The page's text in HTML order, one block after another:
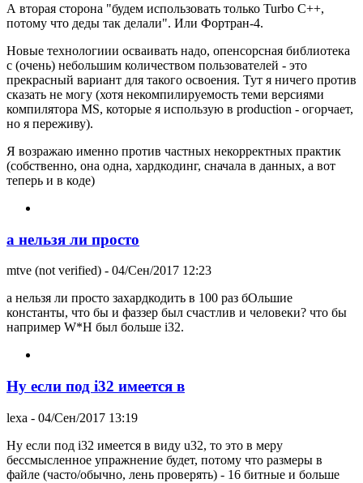
А вторая сторона "будем использовать только Turbo C++,
потому что деды так делали". Или Фортран-4.
Новые технологиии осваивать надо, опенсорсная библиотека
с (очень) небольшим количеством пользователей - это
прекрасный вариант для такого освоения. Тут я ничего против
сказать не могу (хотя некомпилируемость теми версиями
компилятора MS, которые я использую в production - огорчает,
но я переживу).
Я возражаю именно против частных некорректных практик
(собственно, она одна, хардкодинг, сначала в данных, а вот
теперь и в коде)
а нельзя ли просто
mtve (not verified) - 04/Сен/2017 12:23
а нельзя ли просто захардкодить в 100 раз бОльшие
константы, что бы и фаззер был счастлив и человеки? что бы
например W*H был больше i32.
Ну если под i32 имеется в
lexa - 04/Сен/2017 13:19
Ну если под i32 имеется в виду u32, то это в меру
бессмысленное упражнение будет, потому что размеры в
файле (часто/обычно, лень проверять) - 16 битные и больше